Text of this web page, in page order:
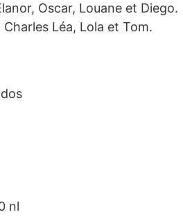
Oscar, Louane et Diego.
Charles Léa, Lola et Tom.
nl